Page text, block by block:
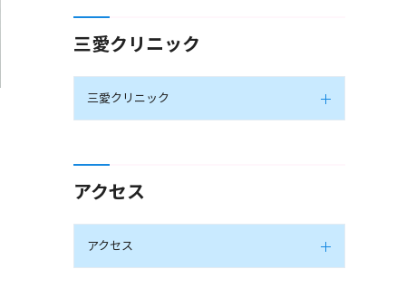
三愛クリニック
三愛クリニック
アクセス
アクセス